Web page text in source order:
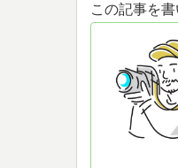
この記事を書